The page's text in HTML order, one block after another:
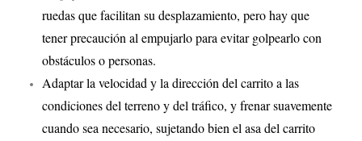
ruedas que facilitan su desplazamiento, pero hay que
tener precaución al empujarlo para evitar golpearlo con
obstáculos o personas.
Adaptar la velocidad y la dirección del carrito a las
condiciones del terreno y del tráfico, y frenar suavemente
cuando sea necesario, sujetando bien el asa del carrito